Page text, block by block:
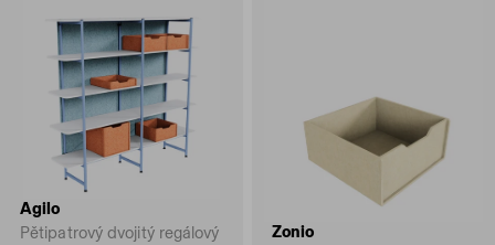
Agilo
Pětipatrový dvojitý regálový
Zonio